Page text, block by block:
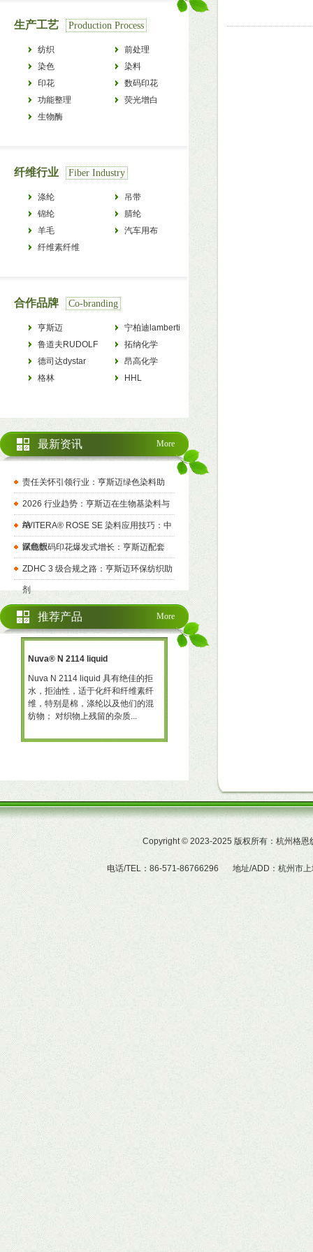
生产工艺 Production Process
纺织
前处理
染色
染料
印花
数码印花
功能整理
荧光增白
生物酶
纤维行业 Fiber Industry
涤纶
吊带
锦纶
腈纶
羊毛
汽车用布
纤维素纤维
合作品牌 Co-branding
亨斯迈
HUNTSMAN
宁柏迪lamberti
鲁道夫RUDOLF
拓纳化学
tanatexchemicals
德司达dystar
昂高化学
archroma
格林 HHL
More
最新资讯
责任关怀引领行业：亨斯迈绿色染料助
2026 行业趋势：亨斯迈在生物基染料与
纳
AVITERA® ROSE SE 染料应用技巧：中
深色织
赋能数码印花爆发式增长：亨斯迈配套
ZDHC 3 级合规之路：亨斯迈环保纺织助
剂
More
推荐产品
Nuva® N 2114 liquid
Nuva N 2114 liquid 具有绝佳的拒
水，拒油性，适于化纤和纤维素纤
维，特别是棉，涤纶以及他们的混
纺物； 对织物上残留的杂质...
水、拒油整理剂。 产品特性  赋予
Copyright© 2023-2025 版权所有：杭州格
电话/TEL：86-571-86766296 地址/ADD：杭州市